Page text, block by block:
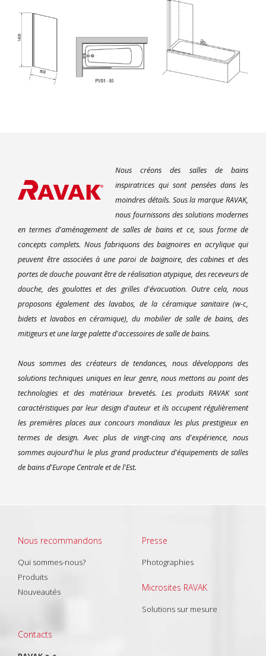
Nous créons des salles de bains
inspiratrices qui sont pensées dans les
moindres détails. Sous la marque RAVAK,
nous fournissons des solutions modernes
en termes d'aménagement de salles de bains et ce, sous forme de
concepts complets. Nous fabriquons des baignoires en acrylique qui
peuvent être associées à une paroi de baignoire, des cabines et des
portes de douche pouvant être de réalisation atypique, des receveurs de
douche, des goulottes et des grilles d'évacuation. Outre cela, nous
proposons également des lavabos, de la céramique sanitaire (w-c,
bidets et lavabos en céramique), du mobilier de salle de bains, des
mitigeurs et une large palette d'accessoires de salle de bains.
Nous sommes des créateurs de tendances, nous développons des
solutions techniques uniques en leur genre, nous mettons au point des
technologies et des matériaux brevetés. Les produits RAVAK sont
caractéristiques par leur design d'auteur et ils occupent régulièrement
les premières places aux concours mondiaux les plus prestigieux en
termes de design. Avec plus de vingt-cinq ans d'expérience, nous
sommes aujourd'hui le plus grand producteur d'équipements de salles
de bains d'Europe Centrale et de l'Est.
Nous recommandons
Qui sommes-nous?
Produits
Nouveautés
Presse
Photographies
Microsites RAVAK
Solutions sur mesure
Contacts